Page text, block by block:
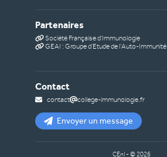
Partenaires
Société Française d'Immunologie
GEAI : Groupe d'Etude de l'Auto-Immunité
Contact
contact college-immunologie.fr
Envoyer un message
CEnI - ©2026